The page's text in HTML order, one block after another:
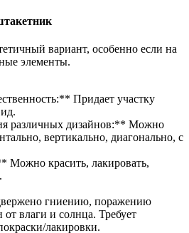
вариант, особенно если на
элементы.
Придает участку
различных дизайнов:** Можно
вертикально, диагонально, с
Можно красить, лакировать,
гниению, поражению
влаги и солнца. Требует
лакировки.